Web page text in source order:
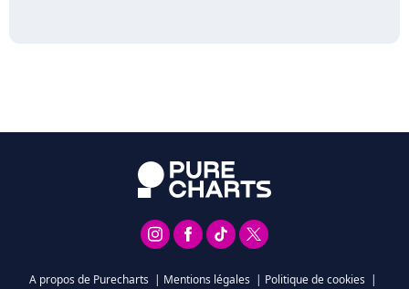
A propos de Purecharts | Mentions légales | Politique de cookies |